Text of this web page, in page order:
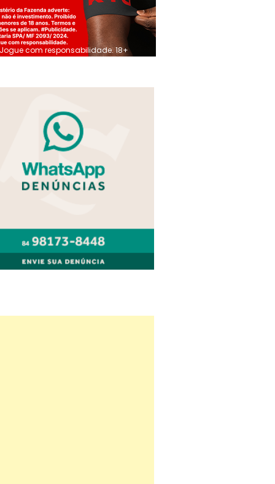
Jogue com responsabilidade. 18+